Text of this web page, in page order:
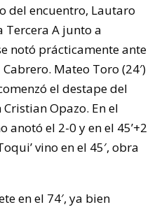
del encuentro, Lautaro
Tercera A junto a
notó prácticamente ante
Mateo Toro (24′)
el destape del
Opazo. En el
anotó el 2-0 y en el 45’+2
vino en el 45′, obra
en el 74′, ya bien